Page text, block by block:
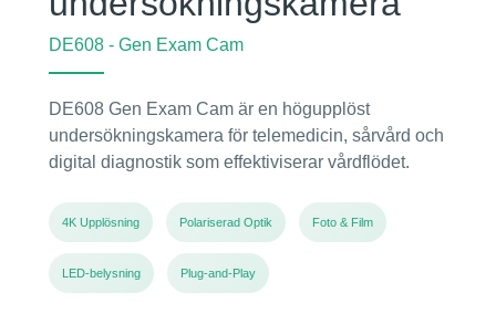
Kontakt
DE608 - Gen Exam Cam
DE608 Gen Exam Cam är en högupplöst
undersökningskamera för telemedicin, sårvård och
digital diagnostik som effektiviserar vårdflödet.
4K Upplösning Polariserad Optik Foto & Film
LED-belysning Plug-and-Play